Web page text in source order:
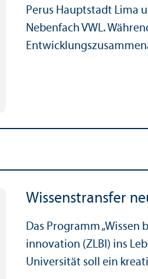
Perus Hauptstadt Lima
Nebenfach VWL.
Wissenstrans­fer
Das Programm
innovation (ZLBI) ins
Universität soll ein